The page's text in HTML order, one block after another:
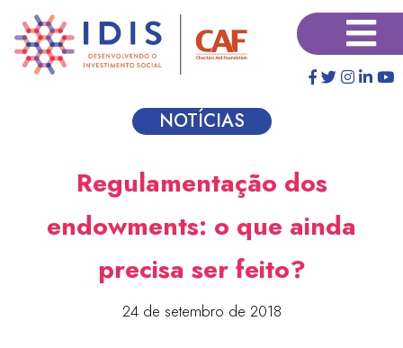
para
conteúdo
×
NOTÍCIAS
Regulamentação dos
endowments: o que ainda
precisa ser feito?
24 de setembro de 2018